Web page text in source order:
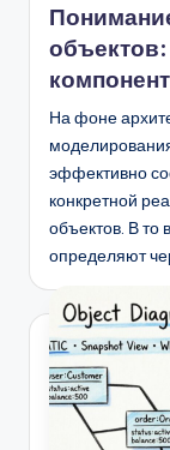
На фоне
эффективно
конкретной
объектов. В то
определяют